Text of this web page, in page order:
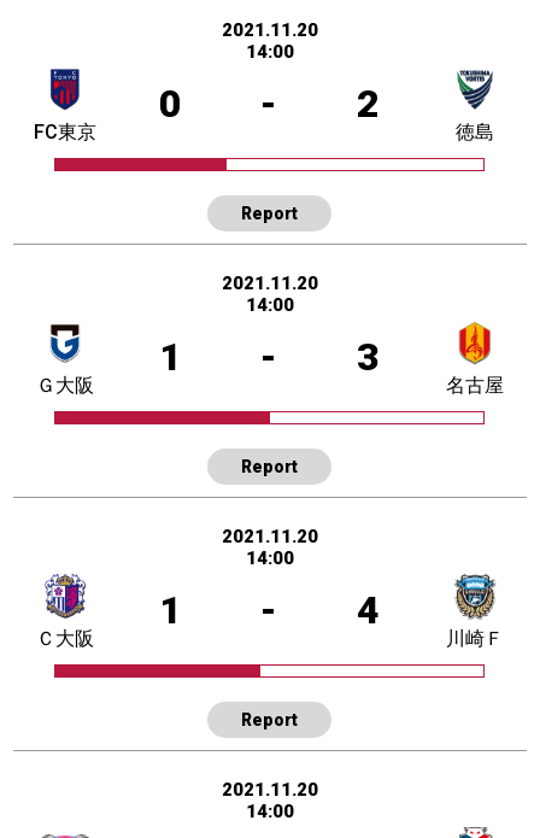
2021.11.20
14:00
0 - 2
FC東京 徳島
Report
2021.11.20
14:00
1 - 3
Ｇ大阪 名古屋
Report
2021.11.20
14:00
1 - 4
Ｃ大阪 川崎Ｆ
Report
2021.11.20
14:00